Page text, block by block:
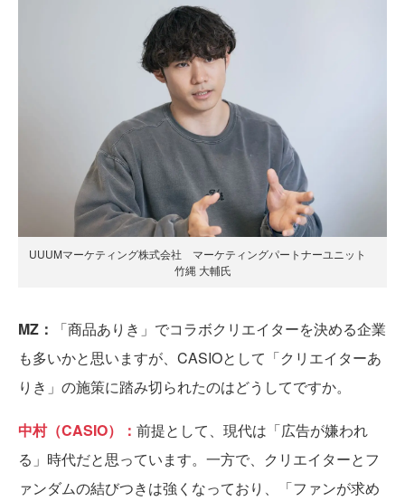
UUUMマーケティング株式会社 マーケティングパートナーユニット
竹縄 大輔氏
MZ：
「商品ありき」でコラボクリエイターを決める企業
も多いかと思いますが、CASIOとして「クリエイターあ
りき」の施策に踏み切られたのはどうしてですか。
中村（CASIO）： 前提として、現代は「広告が嫌われ
る」時代だと思っています。一方で、クリエイターとフ
ァンダムの結びつきは強くなっており、「ファンが求め